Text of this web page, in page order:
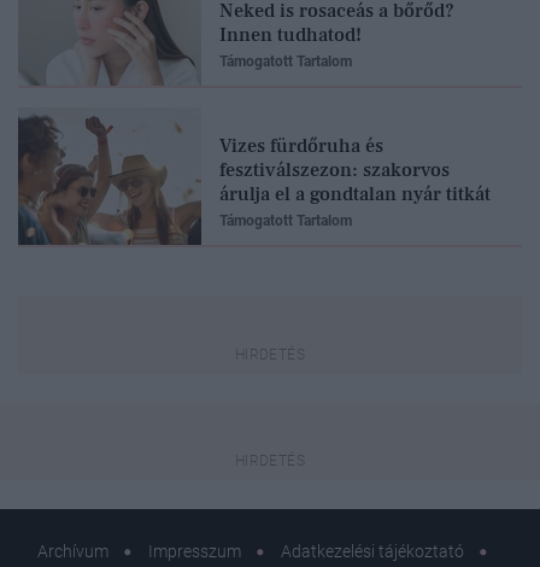
Neked is rosaceás a bőrőd?
Innen tudhatod!
Támogatott Tartalom
Vizes fürdőruha és
fesztiválszezon: szakorvos
árulja el a gondtalan nyár titkát
Támogatott Tartalom
Archívum Impresszum
Adatkezelési tájékoztató